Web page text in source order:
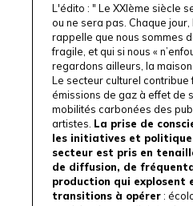
L'édito : " Le XXIème siècle
ou ne sera pas. Chaque jour,
rappelle que nous sommes
fragile, et qui si nous «
regardons ailleurs, la
Le secteur culturel contribue
émissions de gaz à effet de
mobilités carbonées des
artistes. La prise de
les initiatives et
secteur est pris en
de diffusion, de
production qui explosent
transitions à opérer: